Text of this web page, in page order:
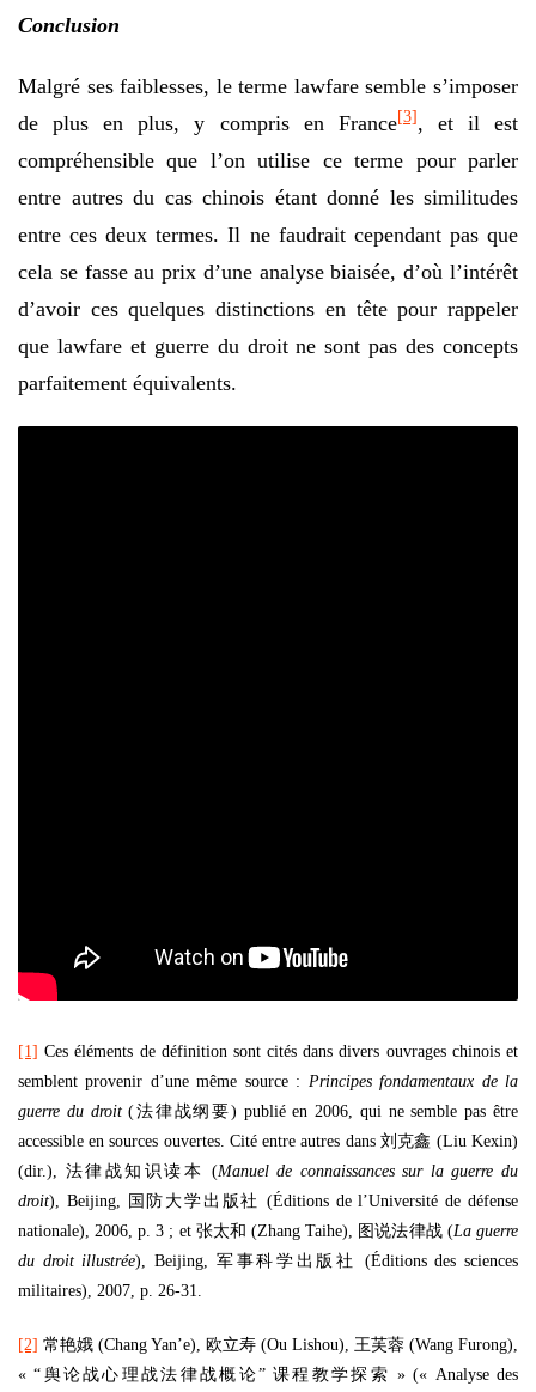
Conclusion
Malgré ses faiblesses, le terme lawfare semble s’imposer
de plus en plus, y compris en France[3], et il est
compréhensible que l’on utilise ce terme pour parler
entre autres du cas chinois étant donné les similitudes
entre ces deux termes. Il ne faudrait cependant pas que
cela se fasse au prix d’une analyse biaisée, d’où l’intérêt
d’avoir ces quelques distinctions en tête pour rappeler
que lawfare et guerre du droit ne sont pas des concepts
parfaitement équivalents.
[1] Ces éléments de définition sont cités dans divers ouvrages chinois et
semblent provenir d’une même source : Principes fondamentaux de la
guerre du droit(法律战纲要) publié en 2006, qui ne semble pas être
accessible en sources ouvertes. Cité entre autres dans 刘克鑫 (Liu Kexin)
(dir.), 法律战知识读本 (Manuel de connaissances sur la guerre du
droit), Beijing, 国防大学出版社 (Éditions de l’Université de défense
nationale), 2006, p. 3 ; et 张太和 (Zhang Taihe), 图说法律战 (La guerre
du droit illustrée), Beijing, 军事科学出版社 (Éditions des sciences
militaires), 2007, p. 26-31.
[2] 常艳娥 (Chang Yan’e), 欧立寿 (Ou Lishou), 王芙蓉 (Wang Furong),
« “舆论战心理战法律战概论” 课程教学探索 » (« Analyse des